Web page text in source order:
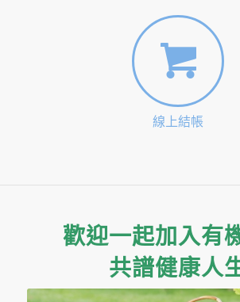
線上結帳
歡迎一起加入有
共譜健康人